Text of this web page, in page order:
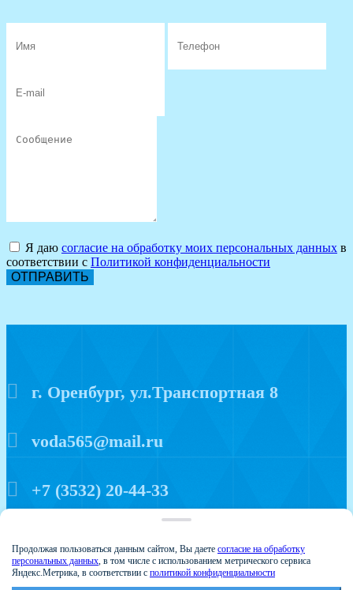
Я даю согласие на обработку моих персональных данных в
соответствии с Политикой конфиденциальности
ОТПРАВИТЬ
г. Оренбург, ул.Транспортная 8
voda565@mail.ru
+7 (3532) 20-44-33
Продолжая пользоваться данным сайтом, Вы даете согласие на обработку
персональных данных, в том числе с использованием метрического сервиса
Яндекс.Метрика, в соответствии с политикой конфиденциальности